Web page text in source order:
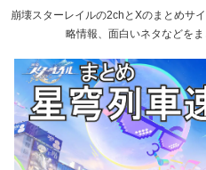
崩壊スターレイルの2chとXのまとめサ
略情報、面白いネタなどをま